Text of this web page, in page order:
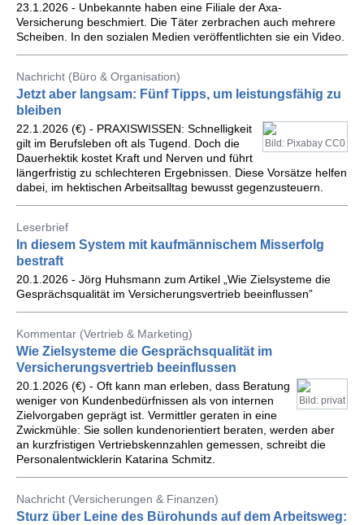
23.1.2026 - Unbekannte haben eine Filiale der Axa-
Versicherung beschmiert. Die Täter zerbrachen auch mehrere
Scheiben. In den sozialen Medien veröffentlichten sie ein Video.
Nachricht (Büro & Organisation)
Jetzt aber langsam: Fünf Tipps, um leistungsfähig zu
bleiben
Bild: Pixabay CC0
22.1.2026 (€) - PRAXISWISSEN: Schnelligkeit
gilt im Berufsleben oft als Tugend. Doch die
Dauerhektik kostet Kraft und Nerven und führt
längerfristig zu schlechteren Ergebnissen. Diese Vorsätze helfen
dabei, im hektischen Arbeitsalltag bewusst gegenzusteuern.
Leserbrief
In diesem System mit kaufmännischem Misserfolg
bestraft
20.1.2026 - Jörg Huhsmann zum Artikel „Wie Zielsysteme die
Gesprächsqualität im Versicherungsvertrieb beeinflussen”
Kommentar (Vertrieb & Marketing)
Wie Zielsysteme die Gesprächsqualität im
Versicherungsvertrieb beeinflussen
Bild: privat
20.1.2026 (€) - Oft kann man erleben, dass Beratung
weniger von Kundenbedürfnissen als von internen
Zielvorgaben geprägt ist. Vermittler geraten in eine
Zwickmühle: Sie sollen kundenorientiert beraten, werden aber
an kurzfristigen Vertriebskennzahlen gemessen, schreibt die
Personalentwicklerin Katarina Schmitz.
Nachricht (Versicherungen & Finanzen)
Sturz über Leine des Bürohunds auf dem Arbeitsweg: